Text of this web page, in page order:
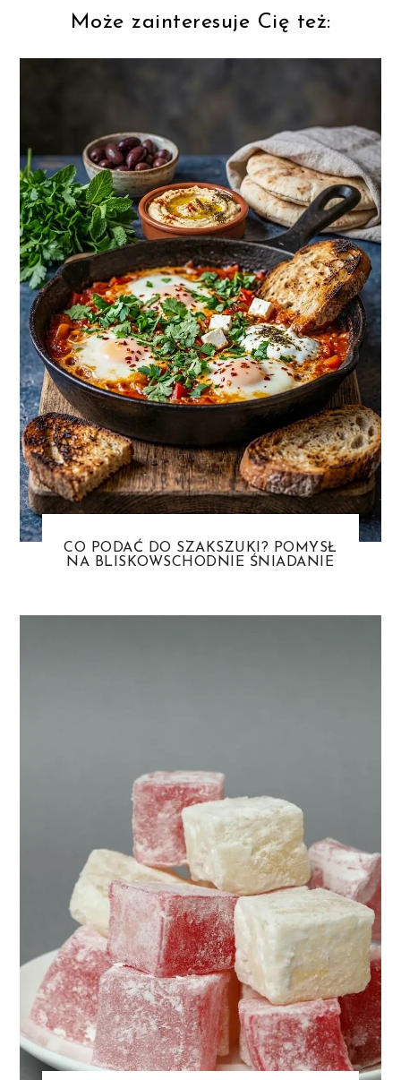
Może zainteresuje Cię też:
CO PODAĆ DO SZAKSZUKI? POMYSŁ
NA BLISKOWSCHODNIE ŚNIADANIE